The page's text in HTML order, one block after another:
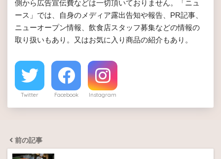
側から広告宣伝費などは一切頂いておりません。「ニュ
ース」では、自身のメディア露出告知や報告、PR記事、
ニューオープン情報、飲食店スタッフ募集などの情報の
取り扱いもあり。又はお気に入り商品の紹介もあり。
Twitter Facebook Instagram
前の記事